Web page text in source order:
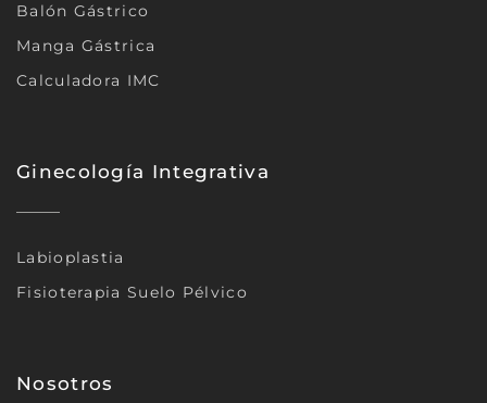
Balón Gástrico
Manga Gástrica
Calculadora IMC
Ginecología Integrativa
Labioplastia
Fisioterapia Suelo Pélvico
Nosotros